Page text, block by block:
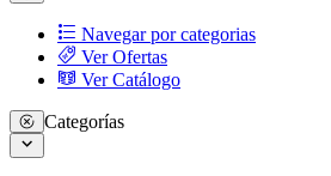
Navegar por categorias
Ver Ofertas
Ver Catálogo
Categorías